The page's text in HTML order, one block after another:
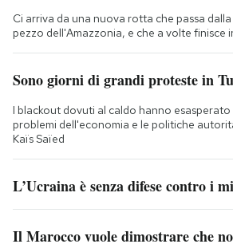
Ci arriva da una nuova rotta che passa
pezzo dell'Amazzonia, e che a volte finisce
Sono giorni di grandi proteste in
I blackout dovuti al caldo hanno
problemi dell'economia e le politiche
Kaïs Saïed
L’Ucraina è senza difese contro i
Il Marocco vuole dimostrare che